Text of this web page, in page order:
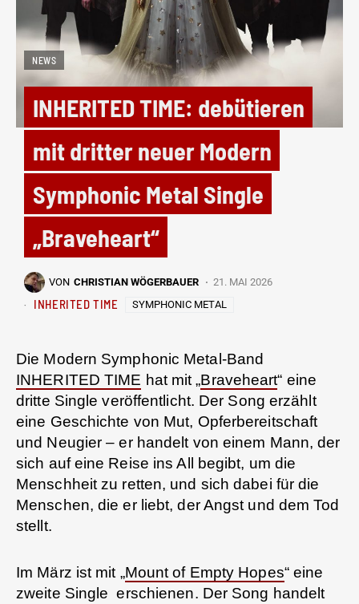
NEWS
INHERITED TIME: debütieren
mit dritter neuer Modern
Symphonic Metal Single
„Braveheart“
VON CHRISTIAN WÖGERBAUER 21. MAI 2026
INHERITED TIME SYMPHONIC METAL
Die Modern Symphonic Metal-Band
INHERITED TIME hat mit „Braveheart“ eine
dritte Single veröffentlicht. Der Song erzählt
eine Geschichte von Mut, Opferbereitschaft
und Neugier – er handelt von einem Mann, der
sich auf eine Reise ins All begibt, um die
Menschheit zu retten, und sich dabei für die
Menschen, die er liebt, der Angst und dem Tod
stellt.
Im März ist mit „Mount of Empty Hopes“ eine
zweite Single erschienen. Der Song handelt